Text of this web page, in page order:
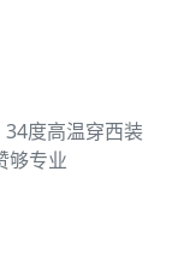
度高温穿西装
够专业